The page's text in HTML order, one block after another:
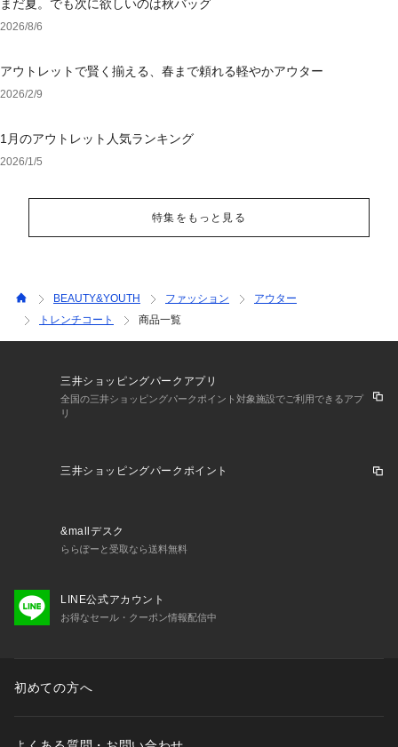
まだ夏。でも次に欲しいのは秋バッグ
2026/8/6
アウトレットで賢く揃える、春まで頼れる軽やかアウター
2026/2/9
1月のアウトレット人気ランキング
2026/1/5
特集をもっと見る
BEAUTY&YOUTH ファッション
アウター
トレンチコート
商品一覧
三井ショッピングパークアプリ
全国の三井ショッピングパークポイント対象施設でご利用できるアプ
リ
三井ショッピングパークポイント
&mallデスク
ららぽーと受取なら送料無料
LINE公式アカウント
お得なセール・クーポン情報配信中
初めての方へ